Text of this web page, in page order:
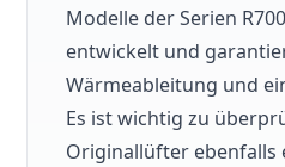
Modelle der Serien
entwickelt und
Wärmeableitung und
Es ist wichtig zu
Originallüfter ebenfalls